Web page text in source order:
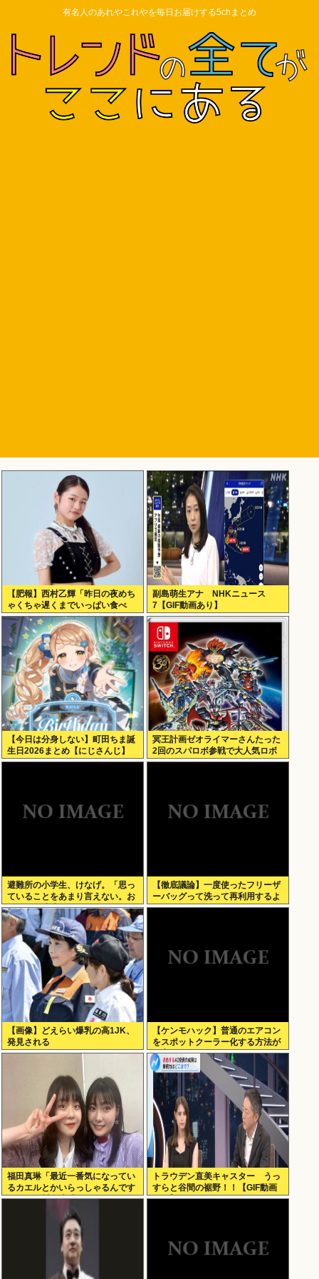
有名人のあれやこれやを毎日お届けする5chまとめ
【肥報】西村乙輝「昨日の夜めち
ゃくちゃ遅くまでいっぱい食べ
た。今日もいっぱい食べてやる」
副島萌生アナ NHKニュース
7【GIF動画あり】
【今日は分身しない】町田ちま誕
生日2026まとめ【にじさんじ】
冥王計画ゼオライマーさんたった
2回のスパロボ参戦で大人気ロボ
作品にwww
避難所の小学生、けなげ。「思っ
ていることをあまり言えない。お
母さんに迷惑かけるから」
【徹底議論】一度使ったフリーザ
ーバッグって洗って再利用するよ
な？
【画像】どえらい爆乳の高1JK、
発見される
【ケンモハック】普通のエアコン
をスポットクーラー化する方法が
発案される
福田真琳「最近一番気になってい
るカエルとかいらっしゃるんです
か？」 川名凜「それがいるんで
トラウデン直美キャスター うっ
すらと谷間の裾野！！【GIF動画
あり】